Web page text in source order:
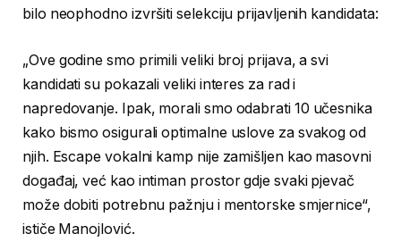
bilo neophodno izvršiti selekciju prijavljenih kandidata:
„Ove godine smo primili veliki broj prijava, a svi
kandidati su pokazali veliki interes za rad i
napredovanje. Ipak, morali smo odabrati 10 učesnika
kako bismo osigurali optimalne uslove za svakog od
njih. Escape vokalni kamp nije zamišljen kao masovni
događaj, već kao intiman prostor gdje svaki pjevač
može dobiti potrebnu pažnju i mentorske smjernice“,
ističe Manojlović.